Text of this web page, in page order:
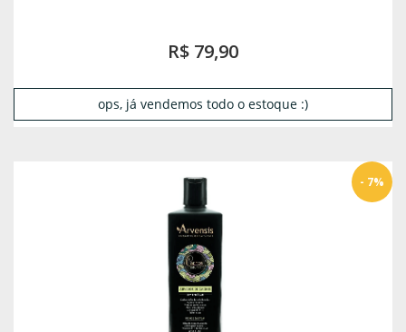
R$ 79,90
ops, já vendemos todo o estoque :)
- 7%